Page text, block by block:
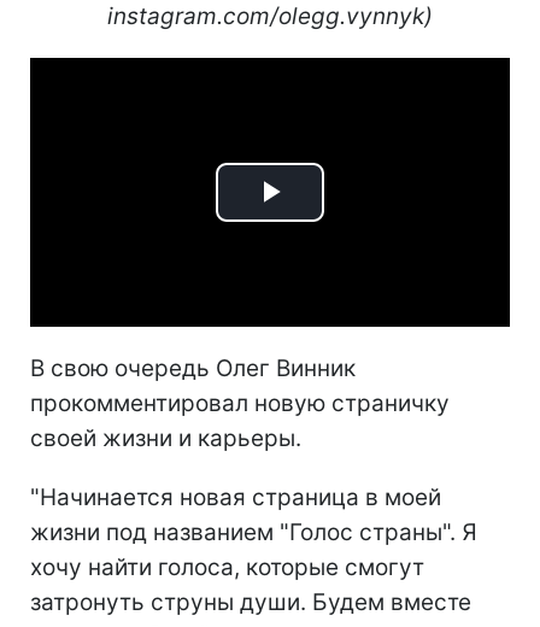
instagram.com/olegg.vynnyk)
Play
В свою очередь Олег Винник
прокомментировал новую страничку
своей жизни и карьеры.
"Начинается новая страница в моей
жизни под названием "Голос страны". Я
хочу найти голоса, которые смогут
затронуть струны души. Будем вместе